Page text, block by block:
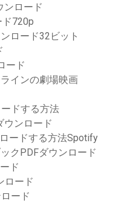
ンロード
720p
ロード32ビット
ード
インの劇場映画
ドする方法
ウンロード
ードする方法Spotify
クPDFダウンロード
ド
ロード
ード